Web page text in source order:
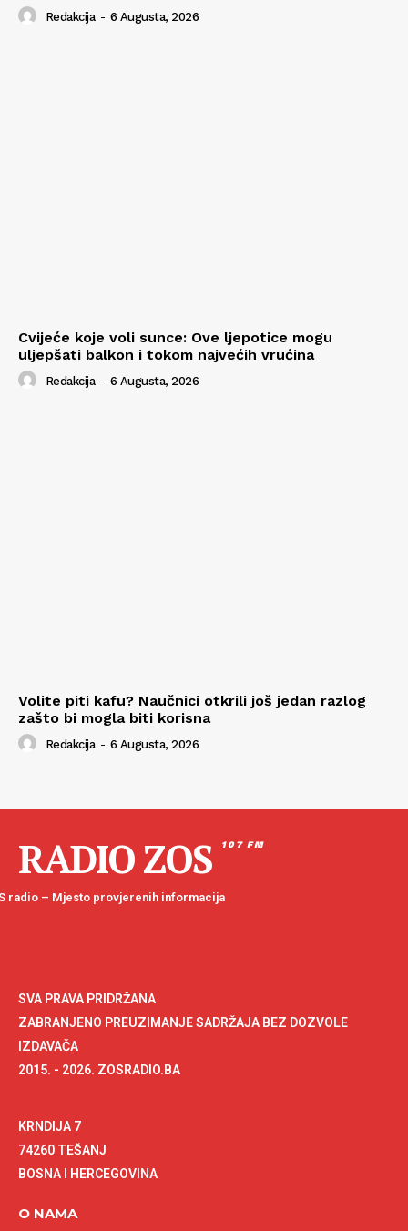
Redakcija - 6 Augusta, 2026
Cvijeće koje voli sunce: Ove ljepotice mogu
uljepšati balkon i tokom najvećih vrućina
Redakcija - 6 Augusta, 2026
Volite piti kafu? Naučnici otkrili još jedan razlog
zašto bi mogla biti korisna
Redakcija - 6 Augusta, 2026
RADIO ZOS 107 FM
radio – Mjesto provjerenih informacija
SVA PRAVA PRIDRŽANA
ZABRANJENO PREUZIMANJE SADRŽAJA BEZ DOZVOLE
IZDAVAČA
2015. - 2026. ZOSRADIO.BA
KRNDIJA 7
74260 TEŠANJ
BOSNA I HERCEGOVINA
O NAMA